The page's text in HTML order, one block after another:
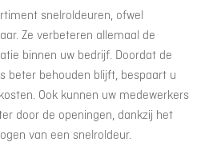
snelroldeuren, ofwel
Ze verbeteren allemaal de
binnen uw bedrijf. Doordat de
beter behouden blijft, bespaart u
Ook kunnen uw medewerkers
door de openingen, dankzij het
van een snelroldeur.